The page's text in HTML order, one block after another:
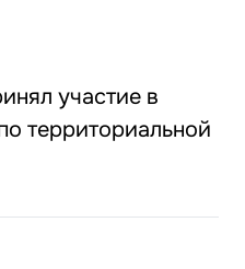
участие в
территориальной